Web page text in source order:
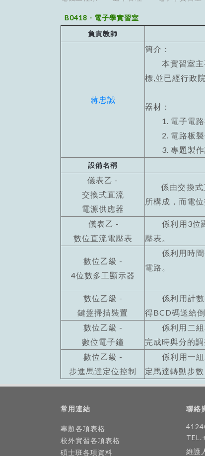
B0418 - 電子學實習室
負責教師
蔣忠誠
簡介：
本實習室主
標,並已經行政
器材：
1. 電子電路
2. 電路板製
3. 專題製作
設備名稱
儀表乙 -
交換式直流
電源供應器
係由交換式
所構成，而電
儀表乙 -
數位直流電壓表
係利用3位顯
壓表。
數位乙級 -
4位數多工顯示器
係利用時間分
電路。
數位乙級 -
鍵盤掃描裝置
係利用計數器
得BCD碼送給
數位乙級 -
數位電子鐘
係利用二組
完成時與分的
數位乙級 -
步進馬達定位控制
係利用一組上
定馬達轉動步
常用連結
專題各項表格
校外實習各項表格
碩士班各項資料
聯絡
維護